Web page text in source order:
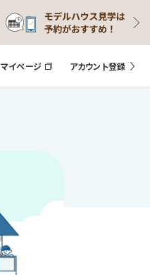
マイページ アカウント登録